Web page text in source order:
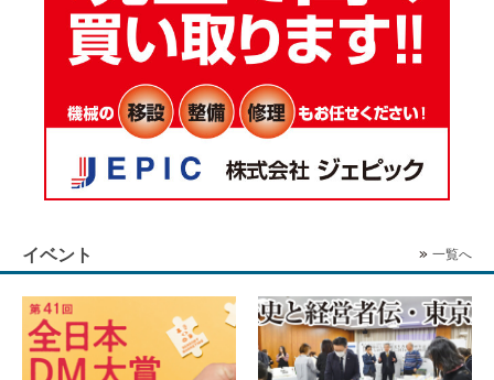
イベント 一覧へ